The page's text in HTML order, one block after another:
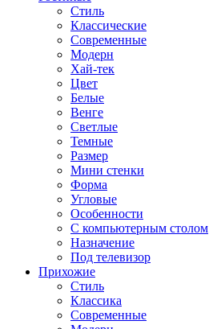
Стиль
Классические
Современные
Модерн
Хай-тек
Цвет
Белые
Венге
Светлые
Темные
Размер
Мини стенки
Форма
Угловые
Особенности
С компьютерным столом
Назначение
Под телевизор
Прихожие
Стиль
Классика
Современные